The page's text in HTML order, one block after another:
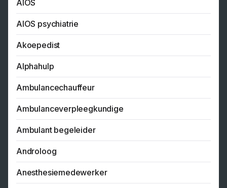
AIOS
AIOS psychiatrie
Akoepedist
Alphahulp
Ambulancechauffeur
Ambulanceverpleegkundige
Ambulant begeleider
Androloog
Anesthesiemedewerker